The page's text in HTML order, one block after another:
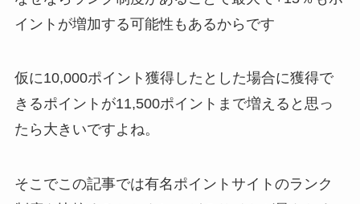
イントが増加する可能性もあるからです
仮に10,000ポイント獲得したとした場合に獲得で
きるポイントが11,500ポイントまで増えると思っ
たら大きいですよね。
そこでこの記事では有名ポイントサイトのランク